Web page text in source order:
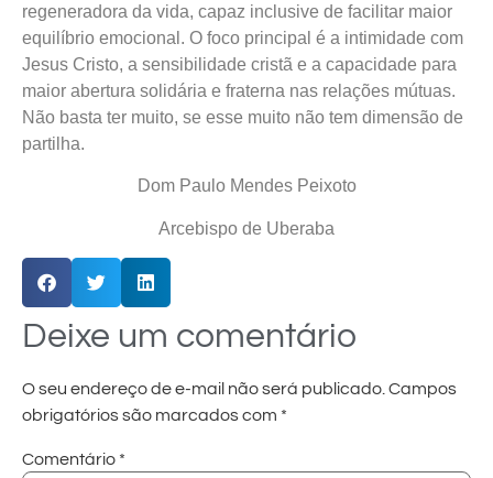
regeneradora da vida, capaz inclusive de facilitar maior
equilíbrio emocional. O foco principal é a intimidade com
Jesus Cristo, a sensibilidade cristã e a capacidade para
maior abertura solidária e fraterna nas relações mútuas.
Não basta ter muito, se esse muito não tem dimensão de
partilha.
Dom Paulo Mendes Peixoto
Arcebispo de Uberaba
Deixe um comentário
O seu endereço de e-mail não será publicado. Campos
obrigatórios são marcados com *
Comentário *